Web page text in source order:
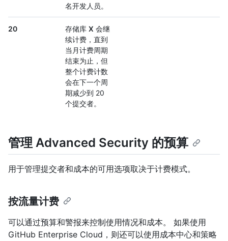
名开发人员。
20 存储库 X 会继
续计费，直到
当月计费周期
结束为止，但
整个计费计数
会在下一个周
期减少到 20
个提交者。
管理 Advanced Security 的预算
用于管理提交者和成本的可用选项取决于计费模式。
按流量计费
可以通过预算和警报来控制使用情况和成本。 如果使用
GitHub Enterprise Cloud，则还可以使用成本中心和策略